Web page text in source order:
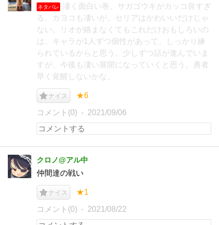
ネタバレ
凄く面白い巻。サガゴウキがカッコ良すぎ
る。カヨコも凄いが。セリアはかわいいだけじゃ
ない。リオが絡まなくてもこれだけおもしろいの
は、キャラが1人ずつ個性があって、しっかり練
られているからと思う。少しずつ話が進んでいま
すが、今後も凄い展開になっていくと思う。勇者
早く覚醒しないかな。
ナイス ★6
コメント(0) 2021/09/06
クロノ@アル中
仲間達の戦い
ナイス ★1
コメント(0) 2021/08/22